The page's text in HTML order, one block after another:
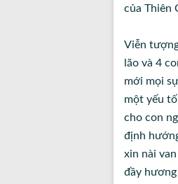
của Thiên
Viễn
lão và 4
mới mọi
một yếu
cho con
định
xin nài
đầy hương